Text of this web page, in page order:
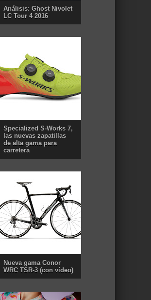
Análisis: Ghost Nivolet
LC Tour 4 2016
Specialized S-Works 7,
las nuevas zapatillas
de alta gama para
carretera
Nueva gama Conor
WRC TSR-3 (con vídeo)